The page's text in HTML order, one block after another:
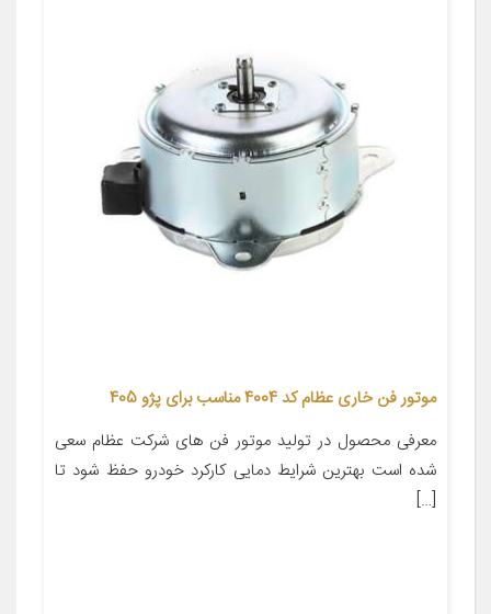
موتور فن خاری عظام کد 4004 مناسب برای پژو 405
معرفی محصول در تولید موتور فن های شرکت عظام سعی
شده است بهترین شرایط دمایی کارکرد خودرو حفظ شود تا
[…]